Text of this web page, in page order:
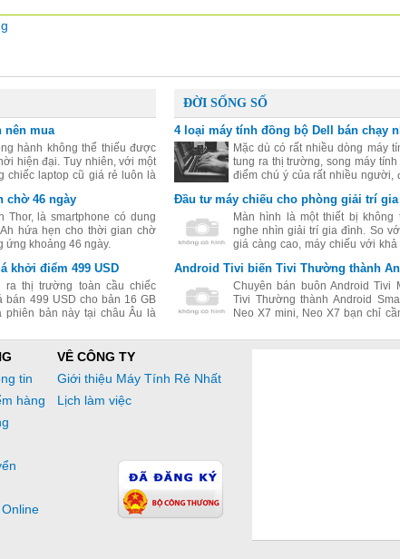
nên mua
hành không thể thiếu được
hiện đại. Tuy nhiên, với một
chiếc laptop cũ giá rẻ luôn là
chờ 46 ngày
Thor, là smartphone có dung
hứa hẹn cho thời gian chờ
ứng khoảng 46 ngày.
khởi điểm 499 USD
ra thị trường toàn cầu chiếc
bán 499 USD cho bản 16 GB
phiên bản này tại châu Âu là
ĐỜI SỐNG SỐ
4 loại máy tính đồng bộ Dell bán chạy
Mặc dù có rất nhiều dòng máy
tung ra thị trường, song máy
điểm chú ý của rất nhiều người,
một số máy đồng bộ Dell được
Đầu tư máy chiếu cho phòng giải trí
Màn hình là một thiết bị không
nghe nhìn giải trí gia đình. So
giá càng cao, máy chiếu với
Android Tivi biến Tivi Thường thành
Chuyên bán buôn Android Tivi
Tivi Thường thành Android
Neo X7 mini, Neo X7 bạn chỉ
nhất hiện nay.
tin
hàng
VỀ CÔNG TY
Giới thiệu Máy Tính Rẻ Nhất
Lịch làm việc